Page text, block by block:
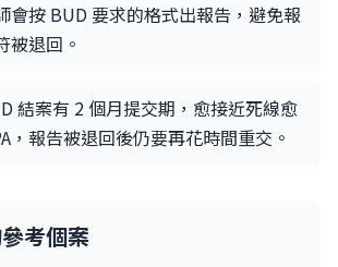
會按 BUD 要求的格式出報告，避免報
被退回。
結案有 2 個月提交期，愈接近死線愈
，報告被退回後仍要再花時間重交。
考個案